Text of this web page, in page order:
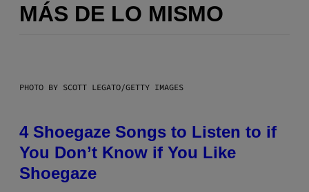
MÁS DE LO MISMO
PHOTO BY SCOTT LEGATO/GETTY IMAGES
4 Shoegaze Songs to Listen to if
You Don’t Know if You Like
Shoegaze